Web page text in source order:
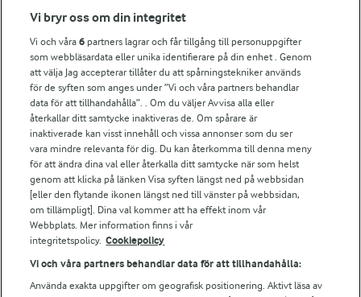
Fler Arlasajter
För ägare
Arlas kundportal
Arla.com
Falbygdens Ost
Arla webbshop
Bildbank
Följ oss
Vi bryr oss om din integritet
Vi och våra6 partners lagrar och får tillgång till personuppgifter
som webbläsardata eller unika identifierare på din enhet . Genom
att välja Jag accepterar tillåter du att spårningstekniker används
för de syften som anges under ”Vi och våra partners behandlar
data för att tillhandahålla”. . Om du väljer Avvisa alla eller
återkallar ditt samtycke inaktiveras de. Om spårare är
inaktiverade kan visst innehåll och vissa annonser som du ser
vara mindre relevanta för dig. Du kan återkomma till denna meny
för att ändra dina val eller återkalla ditt samtycke när som helst
genom att klicka på länken Visa syften längst ned på webbsidan
[eller den flytande ikonen längst ned till vänster på webbsidan,
om tillämpligt]. Dina val kommer att ha effekt inom vår
Webbplats. Mer information finns i vår
integritetspolicy. Cookiepolicy
Vi och våra partners behandlar data för att tillhandahålla:
Använda exakta uppgifter om geografisk positionering. Aktivt läsa av